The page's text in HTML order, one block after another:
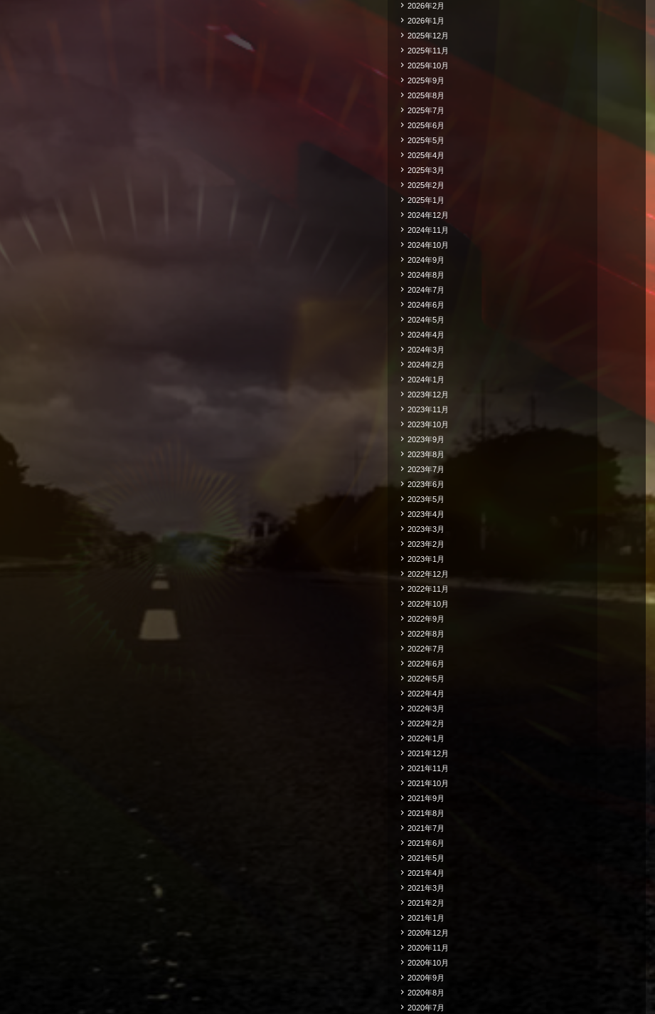
2026年2月
2026年1月
2025年12月
2025年11月
2025年10月
2025年9月
2025年8月
2025年7月
2025年6月
2025年5月
2025年4月
2025年3月
2025年2月
2025年1月
2024年12月
2024年11月
2024年10月
2024年9月
2024年8月
2024年7月
2024年6月
2024年5月
2024年4月
2024年3月
2024年2月
2024年1月
2023年12月
2023年11月
2023年10月
2023年9月
2023年8月
2023年7月
2023年6月
2023年5月
2023年4月
2023年3月
2023年2月
2023年1月
2022年12月
2022年11月
2022年10月
2022年9月
2022年8月
2022年7月
2022年6月
2022年5月
2022年4月
2022年3月
2022年2月
2022年1月
2021年12月
2021年11月
2021年10月
2021年9月
2021年8月
2021年7月
2021年6月
2021年5月
2021年4月
2021年3月
2021年2月
2021年1月
2020年12月
2020年11月
2020年10月
2020年9月
2020年8月
2020年7月